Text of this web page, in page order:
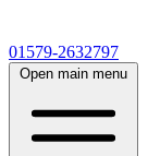
01579-2632797
Open main menu